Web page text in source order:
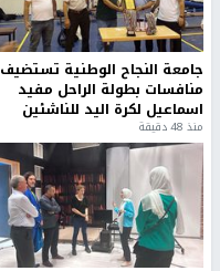
جامعة النجاح الوطنية تستضيف
منافسات بطولة الراحل مفيد
اسماعيل لكرة اليد للناشئين
منذ 48 دقيقة